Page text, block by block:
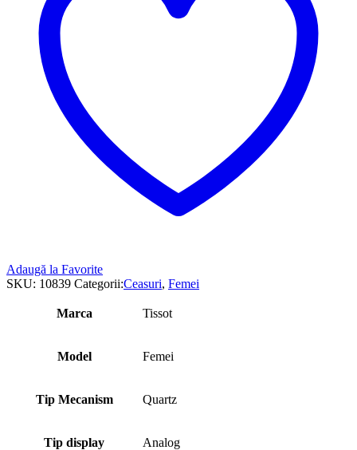
Adaugă la Favorite
SKU: 10839 Categorii:Ceasuri, Femei
Marca Tissot
Model Femei
Tip Mecanism Quartz
Tip display Analog